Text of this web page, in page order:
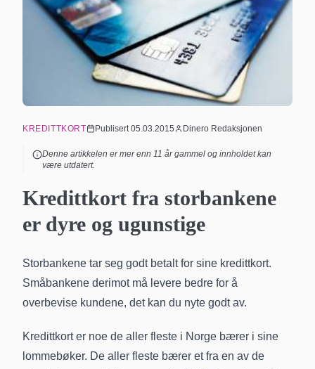
KREDITTKORT Publisert05.03.2015 Dinero Redaksjonen
Denne artikkelen er mer enn 11 år gammel og innholdet kan
være utdatert.
Kredittkort fra storbankene
er dyre og ugunstige
Storbankene tar seg godt betalt for sine kredittkort.
Småbankene derimot må levere bedre for å
overbevise kundene, det kan du nyte godt av.
Kredittkort er noe de aller fleste i Norge bærer i sine
lommebøker. De aller fleste bærer et fra en av de